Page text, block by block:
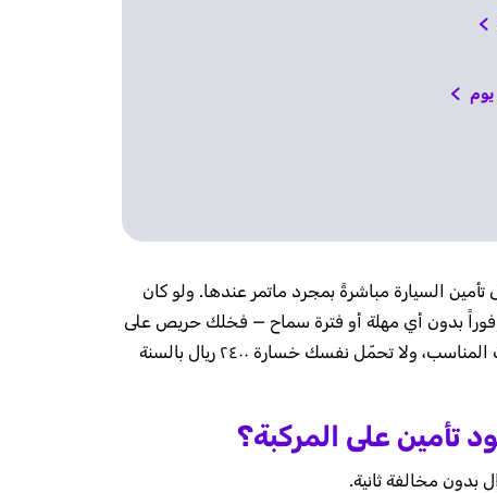
السيارة مباشرةً بمجرد ماتمر عندها. ولو كان
بدون أي مهلة أو فترة سماح — فخلك حريص على
وجدد تامين السيارة في الوقت المناسب، ولا تحمّل نفسك خسارة ٢٤٠٠ ريال بالسنة
على المركبة؟
بدون مخالفة ثانية.